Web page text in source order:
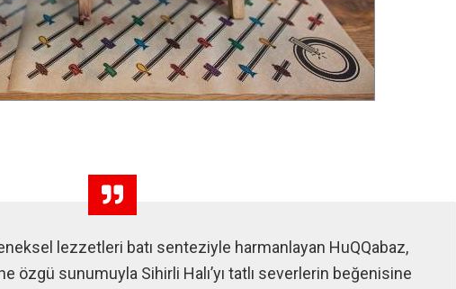
lezzetleri batı senteziyle harmanlayan HuQQabaz,
özgü sunumuyla Sihirli Halı’yı tatlı severlerin beğenisine